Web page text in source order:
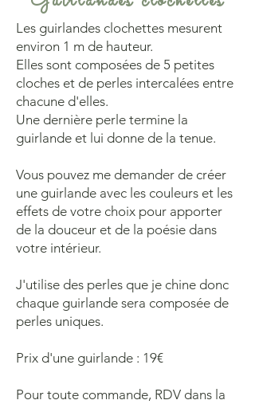
Les guirlandes clochettes mesurent
environ 1 m de hauteur.
Elles sont composées de 5 petites
cloches et de perles intercalées entre
chacune d'elles.
Une dernière perle termine la
guirlande et lui donne de la tenue.
Vous pouvez me demander de créer
une guirlande avec les couleurs et les
effets de votre choix pour apporter
de la douceur et de la poésie dans
votre intérieur.
J'utilise des perles que je chine donc
chaque guirlande sera composée de
perles uniques.
Prix d'une guirlande : 19€
Pour toute commande, RDV dans la